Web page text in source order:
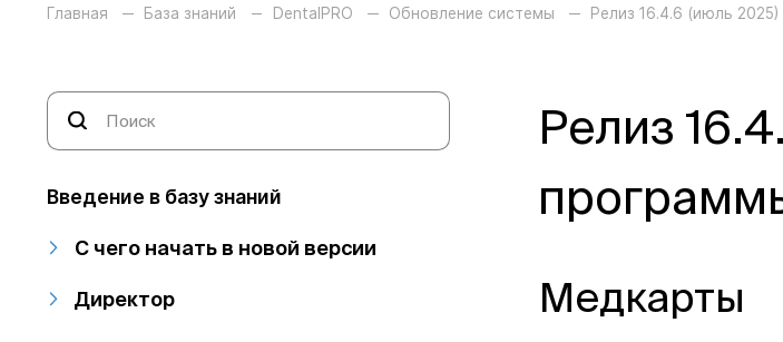
Главная База знаний DentalPRO Обновление системы Релиз 16.4.6 (июль 2025)
Введение в базу знаний
С чего начать в новой версии
Директор
Релиз
Медкарты